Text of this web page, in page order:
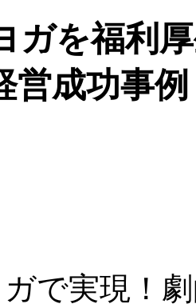
ガを福利
営成功事例
で実現！